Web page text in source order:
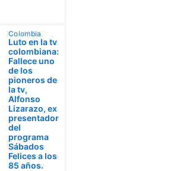
Colombia
Luto en la tv
colombiana:
Fallece uno
de los
pioneros de
la tv,
Alfonso
Lizarazo, ex
presentador
del
programa
Sábados
Felices a los
85 años.